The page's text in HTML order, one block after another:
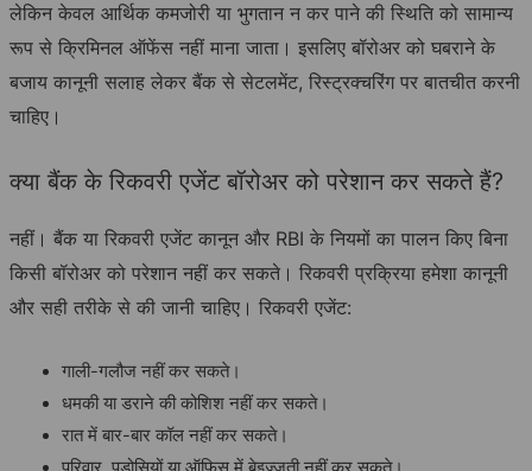
लेकिन केवल आर्थिक कमजोरी या भुगतान न कर पाने की स्थिति को सामान्य
रूप से क्रिमिनल ऑफेंस नहीं माना जाता। इसलिए बॉरोअर को घबराने के
बजाय कानूनी सलाह लेकर बैंक से सेटलमेंट, रिस्ट्रक्चरिंग पर बातचीत करनी
चाहिए।
क्या बैंक के रिकवरी एजेंट बॉरोअर को परेशान कर सकते हैं?
नहीं। बैंक या रिकवरी एजेंट कानून और RBI के नियमों का पालन किए बिना
किसी बॉरोअर को परेशान नहीं कर सकते। रिकवरी प्रक्रिया हमेशा कानूनी
और सही तरीके से की जानी चाहिए। रिकवरी एजेंट:
गाली-गलौज नहीं कर सकते।
धमकी या डराने की कोशिश नहीं कर सकते।
रात में बार-बार कॉल नहीं कर सकते।